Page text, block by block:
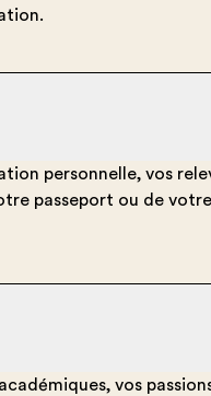
personnelle, vos
passeport ou de
vos